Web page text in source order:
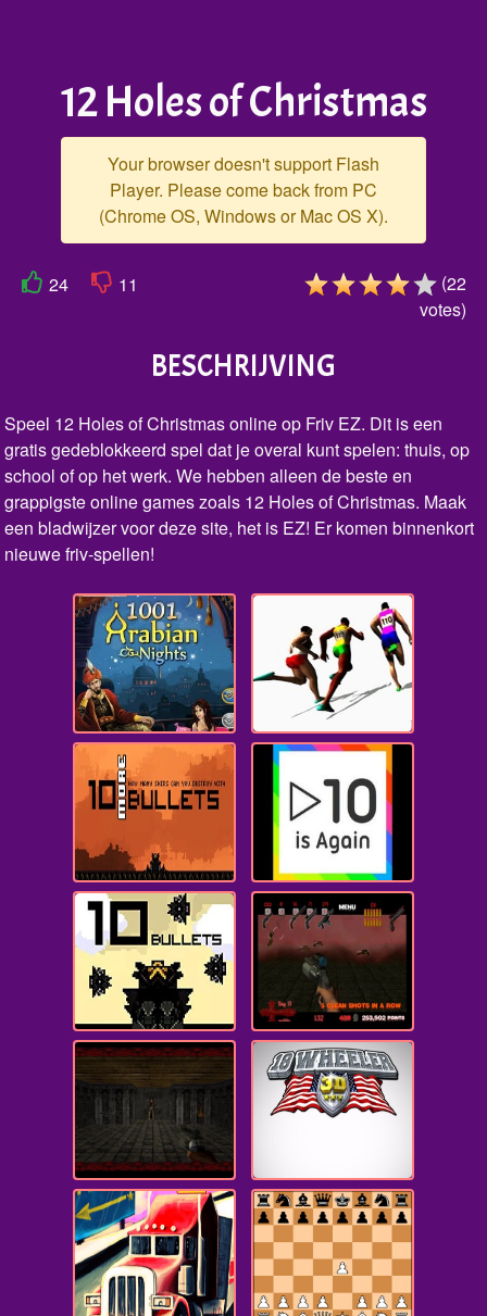
12 Holes of Christmas
Your browser doesn't support Flash
Player. Please come back from PC
(Chrome OS, Windows or Mac OS X).
24 11 (22
votes)
BESCHRIJVING
Speel 12 Holes of Christmas online op Friv EZ. Dit is een
gratis gedeblokkeerd spel dat je overal kunt spelen: thuis, op
school of op het werk. We hebben alleen de beste en
grappigste online games zoals 12 Holes of Christmas. Maak
een bladwijzer voor deze site, het is EZ! Er komen binnenkort
nieuwe friv-spellen!